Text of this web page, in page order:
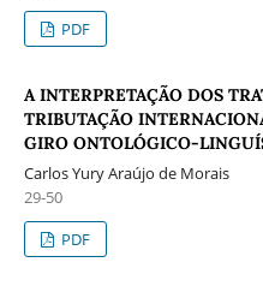
PDF
A INTERPRETAÇÃO DOS
TRIBUTAÇÃO
GIRO ONTOLÓGICO-
Carlos Yury Araújo de Morais
29-50
PDF